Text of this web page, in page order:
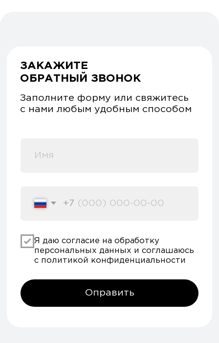
данных
© 2026 HEADCRAFT Разработка сайта
Политика конфиденциальности
*Данный интернет-сайт носит исключительно
информационный характер и ни при каких условиях
положениями Статьи 437 (2) Гражданского кодекса РФ.